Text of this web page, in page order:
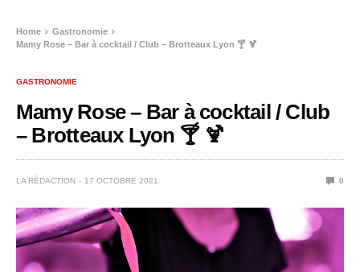
Home
Gastronomie
Mamy Rose – Bar à cocktail / Club – Brotteaux Lyon 🍸 🍹
GASTRONOMIE
Mamy Rose – Bar à cocktail / Club
– Brotteaux Lyon 🍸 🍹
LA RÉDACTION 17 OCTOBRE 2021 0